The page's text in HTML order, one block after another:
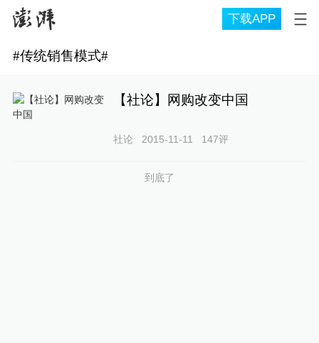
下载APP
#传统销售模式#
【社论】网购改变中国
社论 2015-11-11 147评
到底了